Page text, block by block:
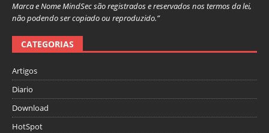
Marca e Nome MindSec são registrados e reservados nos termos da lei,
não podendo ser copiado ou reproduzido.”
CATEGORIAS
Artigos
Diario
Download
HotSpot